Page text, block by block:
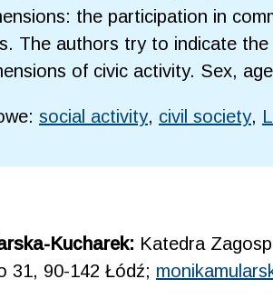
the participation in
The authors try to indicate
of civic activity. Sex,
social activity, civil society,
Kucharek: Katedra
31, 90-142 Łódź;